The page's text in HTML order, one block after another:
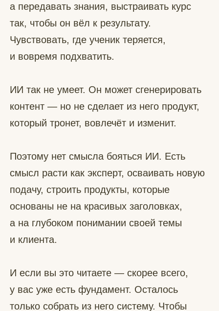
а передавать знания, выстраивать курс
так, чтобы он вёл к результату.
Чувствовать, где ученик теряется,
и вовремя подхватить.
ИИ так не умеет. Он может сгенерировать
контент — но не сделает из него продукт,
который тронет, вовлечёт и изменит.
Поэтому нет смысла бояться ИИ. Есть
смысл расти как эксперт, осваивать новую
подачу, строить продукты, которые
основаны не на красивых заголовках,
а на глубоком понимании своей темы
и клиента.
И если вы это читаете — скорее всего,
у вас уже есть фундамент. Осталось
только собрать из него систему. Чтобы